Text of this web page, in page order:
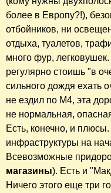
более в Европу?!),
отбойников, ни
отдыха, туалетов,
много фур,
регулярно стоишь "в
сильного дождя ехать
не ездил по М4, эта
не нормальная,
Есть, конечно, и
инфраструктуры на
Всевозможные
магазины). Есть и
Ничего этого еще три